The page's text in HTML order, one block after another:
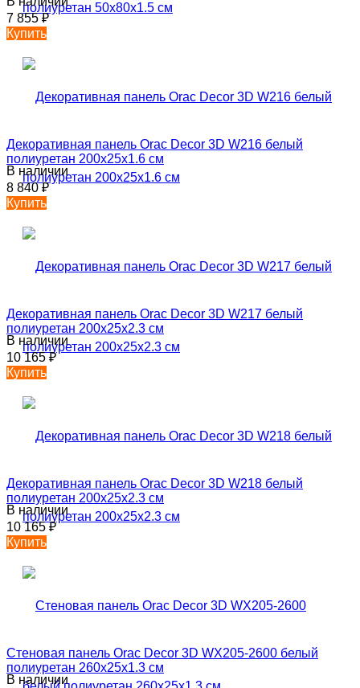
7 855₽
Купить
Декоративная панель Orac Decor 3D W216 белый
полиуретан 200x25x1.6 см
В наличии
8 840₽
Купить
Декоративная панель Orac Decor 3D W217 белый
полиуретан 200x25x2.3 см
В наличии
10 165₽
Купить
Декоративная панель Orac Decor 3D W218 белый
полиуретан 200x25x2.3 см
В наличии
10 165₽
Купить
Стеновая панель Orac Decor 3D WX205-2600 белый
полиуретан 260x25x1.3 см
В наличии